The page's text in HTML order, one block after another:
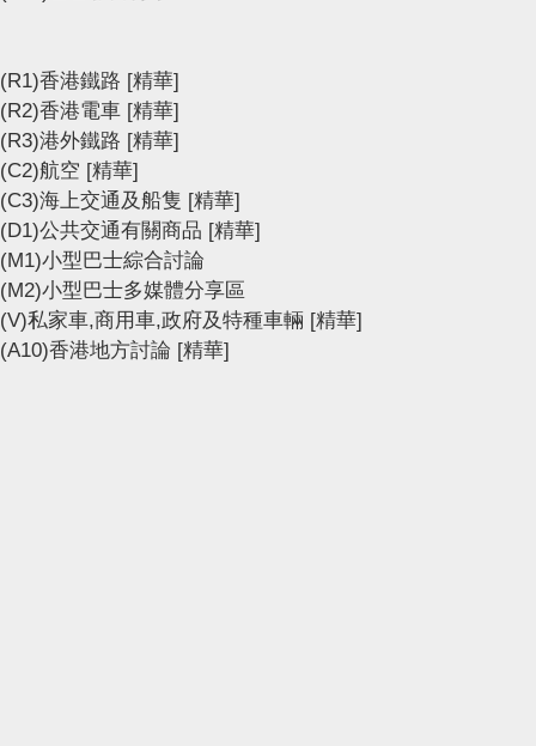
(R1)香港鐵路 [精華]
(R2)香港電車 [精華]
(R3)港外鐵路 [精華]
(C2)航空 [精華]
(C3)海上交通及船隻 [精華]
(D1)公共交通有關商品 [精華]
(M1)小型巴士綜合討論
(M2)小型巴士多媒體分享區
(V)私家車,商用車,政府及特種車輛 [精華]
(A10)香港地方討論 [精華]